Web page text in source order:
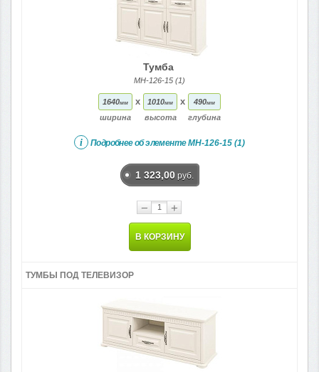
Тумба
МН-126-15 (1)
1640мм
ширина
x 1010мм
высота
x 490мм
глубина
i Подробнее об элементеМН-126-15 (1)
1 323,00 руб.
− +
В КОРЗИНУ
ТУМБЫ ПОД ТЕЛЕВИЗОР